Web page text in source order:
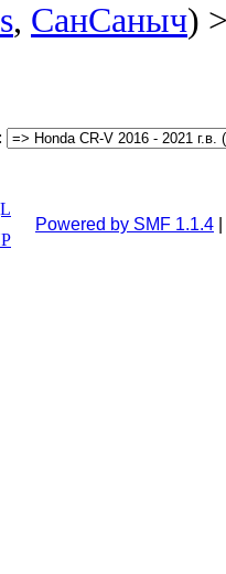
, СанСаныч)
Powered by SMF 1.1.4